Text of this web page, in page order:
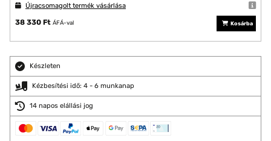
Újracsomagolt termék vásárlása
38 330 Ft ÁFÁ-val Kosárba
Készleten
Kézbesítési idő: 4 - 6 munkanap
14 napos elállási jog